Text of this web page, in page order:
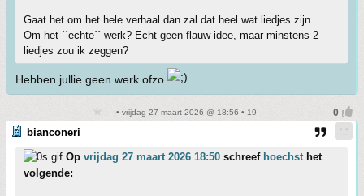
Gaat het om het hele verhaal dan zal dat heel wat liedjes zijn.
Om het ´´echte´´ werk? Echt geen flauw idee, maar minstens 2
liedjes zou ik zeggen?
Hebben jullie geen werk ofzo
• vrijdag 27 maart 2026 @ 18:56 • 19
bianconeri
Op vrijdag 27 maart 2026 18:50 schreef hoechsthet
volgende: